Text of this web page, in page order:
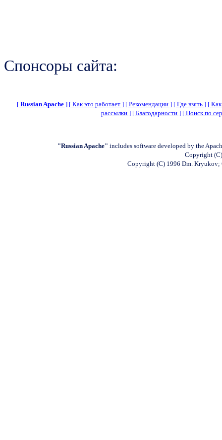
Спонсоры сайта:
[ Russian Apache ] [ Как это работает ] [ Рекомендации ] [ Где взять ] [
рассылки ] [ Благодарности ] [ Поиск по
"Russian Apache" includes software developed by the
Copyright
Copyright (C) 1996 Dm.